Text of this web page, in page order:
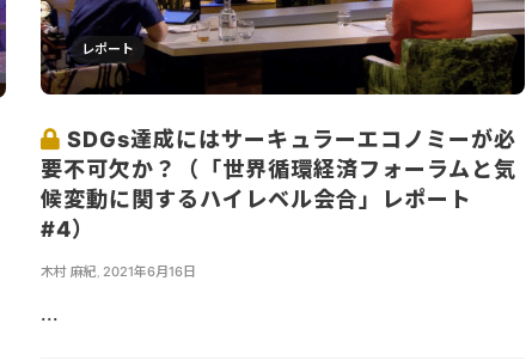
レポート
SDGs達成にはサーキュラーエコノミーが必
要不可欠か？（「世界循環経済フォーラムと気
候変動に関するハイレベル会合」レポート
#4）
木村 麻紀, 2021年6月16日
...